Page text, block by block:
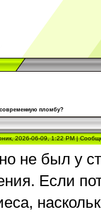
пломбу?
2026-06-09, 1:22 PM |
не был у
Если